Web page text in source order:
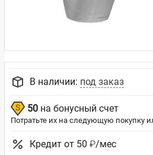
В наличии: под заказ
50 на бонусный счет
Потратьте их на следующую покупку
Кредит от 50 ₽/мес